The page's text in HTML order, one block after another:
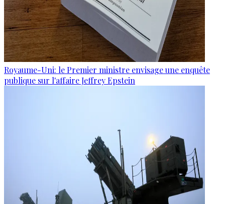
Royaume-Uni: le Premier ministre envisage une enquête
publique sur l'affaire Jeffrey Epstein